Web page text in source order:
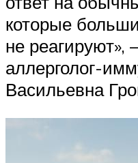
которые
не реагируют»,
аллерголог-
Васильевна